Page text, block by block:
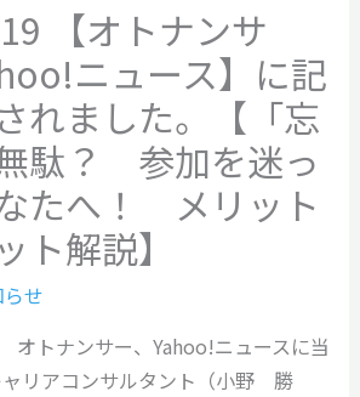
【オトナンサ
ニュース】に記
れました。【「忘
駄？ 参加を迷っ
たへ！ メリット
ト解説】
せ
オトナンサー、Yahoo!ニュースに当
リアコンサルタント（小野 勝